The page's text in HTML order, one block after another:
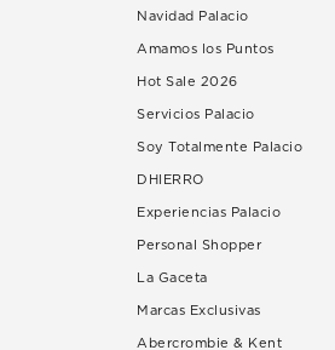
Navidad Palacio
Amamos los Puntos
Hot Sale 2026
Servicios Palacio
Soy Totalmente Palacio
DHIERRO
Experiencias Palacio
Personal Shopper
La Gaceta
Marcas Exclusivas
Abercrombie & Kent